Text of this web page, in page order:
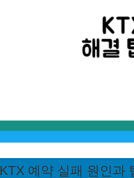
KTX 예약 실패 원인과